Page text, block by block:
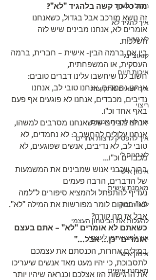
ניהול רגשות
איך להגיד לא
לא נעים
קואוצ'ינג
איכות חיים
איך יוצאים מתקיעות
ריצוי
איך לא לרצות אנשים
איך להפסיק לרצות אחרים
לא נעים לי
אימון אישי
מאמנת אישית
לבחור נכון
להעלות את הביטחון העצמי
איך למצוא זמן לעצמי
אימון אישי
מאמנת אישית
מה כל כך קשה בלהגיד "לא"?
זה נושא מורכב אבל בגדול, כשאנחנו
אומרים לא, אנחנו מבינים שיש לזה
השלכות.
בין אם ברמה הבין- אישית – חברית, ברמה
העסקית, או המשפחתית,
חשוב לנו שיחשבו עלינו דברים טובים:
אנחנו נחמדים, אנחנו טובי לב, אנחנו
נדיבים, מכבדים, אנחנו לא פוגעים אף פעם
באף אחד וכ"ו.
אנחנו מבינים שכשאנחנו מסרבים למשהו,
אנחנו עלולים להחשב כ: לא נחמדים, לא
טובי לב, לא נדיבים, אנשים שפוגעים, לא
מכבדים וכ"ו...
ברור שכבני אנוש שמבינים את המשמעות
של הדברים, הרבה פעמים
נעדיף להתפתל ולהמציא סיפורים ל"למה
לא" במקום לומר מפורשות את המילה "לא".
אבל אז מה קורה?
כשאתם לא אומרים "לא" – אתם בעצם
אומרים "כן... אבל..."
במילים אחרות, הכנסתם את עצמכם
לתסבוכת, כי יהיו מעט מאד אנשים שיעריכו
את הרגישות הזו אצלכם וכנראה שיהיו יותר